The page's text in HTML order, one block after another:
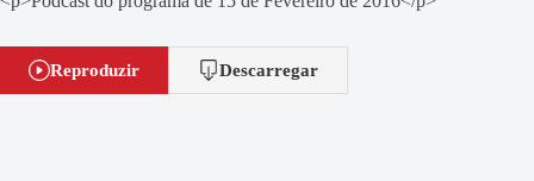
Reproduzir Descarregar